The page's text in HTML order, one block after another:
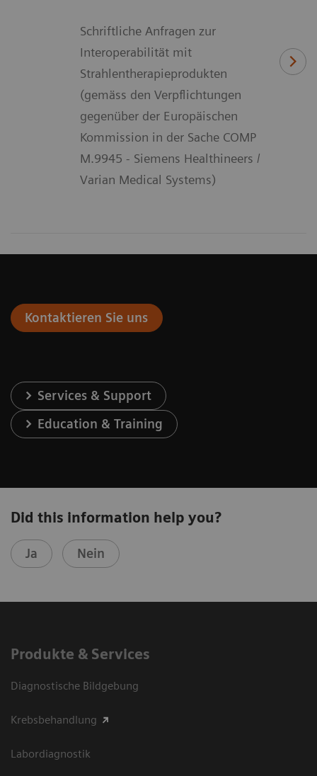
Schriftliche Anfragen zur
Interoperabilität mit
Strahlentherapieprodukten
(gemäss den Verpflichtungen
gegenüber der Europäischen
Kommission in der Sache COMP
M.9945 - Siemens Healthineers /
Varian Medical Systems)
Kontaktieren Sie uns
Services & Support
Education & Training
Did this information help you?
Ja Nein
Produkte & Services
Diagnostische Bildgebung
Krebsbehandlung
Labordiagnostik